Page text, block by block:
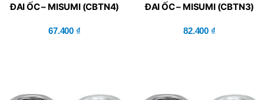
ĐAI ỐC – MISUMI (CBTN4)
67.400 ₫
ĐAI ỐC – MISUMI (CBTN3)
82.400 ₫